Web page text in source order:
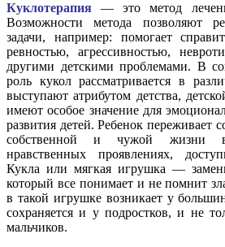
Куклотерапия — это метод
Возможности метода позволяют
задачи, например: помогает
ревностью, агрессивностью,
другими детскими проблемами. В
роль кукол рассматривается в
выступают атрибутом детства,
имеют особое значение для
развития детей. Ребенок переживает
собственной и чужой жизни
нравственных проявлениях,
Кукла или мягкая игрушка —
который все понимает и не помнит
в такой игрушке возникает у
сохраняется и у подростков, и не
мальчиков.